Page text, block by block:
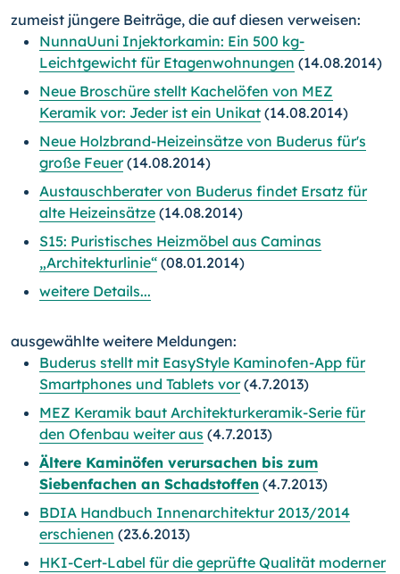
zumeist jüngere Beiträge, die auf diesen verweisen:
NunnaUuni Injektorkamin: Ein 500 kg-
Leichtgewicht für Etagenwohnungen (14.08.2014)
Neue Broschüre stellt Kachelöfen von MEZ
Keramik vor: Jeder ist ein Unikat (14.08.2014)
Neue Holzbrand-Heizeinsätze von Buderus für's
große Feuer(14.08.2014)
Austauschberater von Buderus findet Ersatz für
alte Heizeinsätze (14.08.2014)
S15: Puristisches Heizmöbel aus Caminas
„Architekturlinie“ (08.01.2014)
weitere Details...
ausgewählte weitere Meldungen:
Buderus stellt mit EasyStyle Kaminofen-App für
Smartphones und Tablets vor(4.7.2013)
MEZ Keramik baut Architekturkeramik-Serie für
den Ofenbau weiter aus (4.7.2013)
Ältere Kaminöfen verursachen bis zum
Siebenfachen an Schadstoffen (4.7.2013)
BDIA Handbuch Innenarchitektur 2013/2014
erschienen (23.6.2013)
HKI-Cert-Label für die geprüfte Qualität moderner